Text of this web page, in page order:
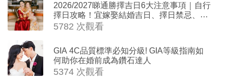
2026/2027睇通勝擇吉日6大注意事項｜自行
擇日攻略！宜嫁娶結婚吉日、擇日禁忌、相
沖生肖一覽
5782 次觀看
GIA 4C品質標準必知分級! GIA等級指南如
何助你在婚前成為鑽石達人
5374 次觀看